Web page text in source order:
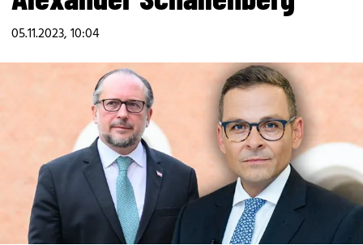
05.11.2023, 10:04